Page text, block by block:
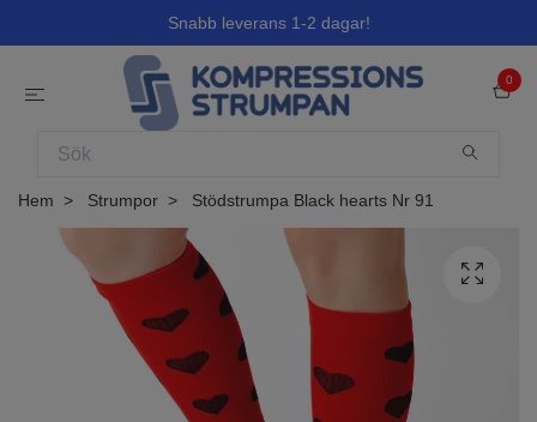
Snabb leverans 1-2 dagar!
0
Hem Strumpor Stödstrumpa Black hearts Nr 91